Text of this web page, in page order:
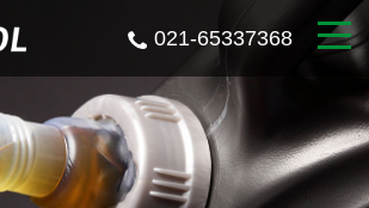
021-65337368